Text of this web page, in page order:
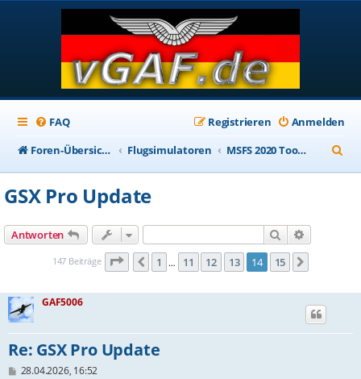
FAQ Anmelden
Registrieren
Foren-Übersicht
Flugsimulatoren MSFS 2020 Tools & Utilities
u
GSX Pro Update
Antworten Suche
147 Beiträge Seite 14 von15
Vorherige
1 … 11 12 13 14 15
GAF5006
Re: GSX Pro Update
B
28.04.2026, 16:52